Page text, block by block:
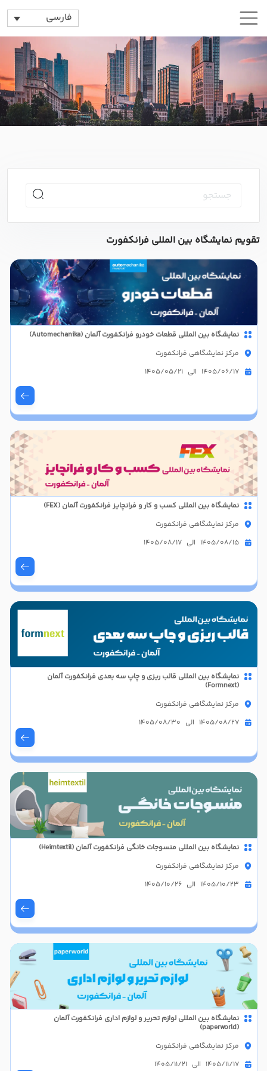
فارسی
تقویم نمایشگاه بین المللی فرانکفورت
نمایشگاه بین المللی قطعات خودرو فرانکفورت آلمان (Automechanika)
مرکز نمایشگاهی فرانکفورت
1405/06/17 الی 1405/05/21
نمایشگاه بین المللی کسب و کار و فرانچایز فرانکفورت آلمان (FEX)
مرکز نمایشگاهی فرانکفورت
1405/08/15 الی 1405/08/17
نمایشگاه بین المللی قالب ریزی و چاپ سه بعدی فرانکفورت آلمان
(Formnext)
مرکز نمایشگاهی فرانکفورت
1405/08/27 الی 1405/08/30
نمایشگاه بین‌ المللی منسوجات خانگی فرانکفورت آلمان (Heimtextil)
مرکز نمایشگاهی فرانکفورت
1405/10/23 الی 1405/10/26
نمایشگاه بین المللی لوازم تحریر و لوازم اداری فرانکفورت آلمان
(paperworld)
مرکز نمایشگاهی فرانکفورت
1405/11/17 الی 1405/11/21